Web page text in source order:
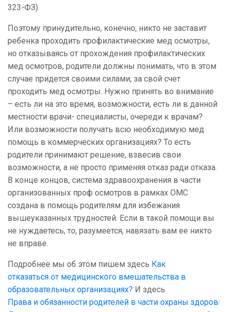
323-ФЗ).
Поэтому принудительно, конечно, никто не заставит
ребенка проходить профилактические мед осмотры,
но отказываясь от прохождения профилактических
мед осмотров, родители должны понимать, что в этом
случае придется своими силами, за свой счет
проходить мед осмотры. Нужно принять во внимание
– есть ли на это время, возможности, есть ли в данной
местности врачи- специалисты, очереди к врачам?
Или возможности получать всю необходимую мед
помощь в коммерческих организациях? То есть
родители принимают решение, взвесив свои
возможности, а не просто применяя отказ ради отказа.
В конце концов, система здравоохранения в части
организованных проф осмотров в рамках ОМС
создана в помощь родителям для избежания
вышеуказанных трудностей. Если в такой помощи вы
не нуждаетесь, то, разумеется, навязать вам ее никто
не вправе.
Подробнее мы об этом пишем здесь Как
отказаться от медицинского вмешательства в
образовательных организациях? И здесь
Права и обязанности родителей в части охраны